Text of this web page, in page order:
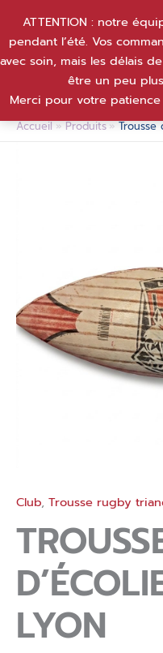
ATTENTION : notre
pendant l’été. Vos
avec soin, mais les délais
être un peu
Merci pour votre
contenu
Accueil Produits Trousse
Club, Trousse rugby
LYON
quantité
Trousse
d’écolier
L.O.U
LYON